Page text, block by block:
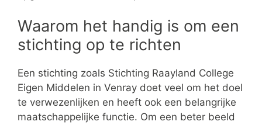
Waarom het handig is om een
stichting op te richten
Een stichting zoals Stichting Raayland College
Eigen Middelen in Venray doet veel om het doel
te verwezenlijken en heeft ook een belangrijke
maatschappelijke functie. Om een beter beeld